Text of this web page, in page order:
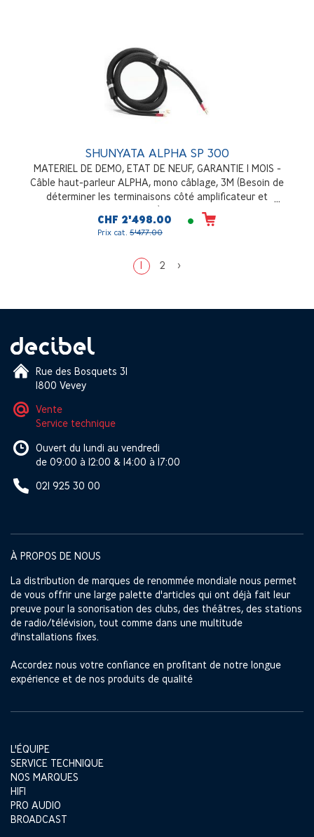
SHUNYATA ALPHA SP 300
MATERIEL DE DEMO, ETAT DE NEUF, GARANTIE 1 MOIS -
Câble haut-parleur ALPHA, mono câblage, 3M (Besoin de
déterminer les terminaisons côté amplificateur et
enceinte), Stéréo
CHF 2'498.00
Prix cat. 5'477.00
1 2 >
Rue des Bosquets 31
1800 Vevey
Vente
Service technique
Ouvert du lundi au vendredi
de 09:00 à 12:00 & 14:00 à 17:00
021 925 30 00
À PROPOS DE NOUS
La distribution de marques de renommée mondiale nous permet
de vous offrir une large palette d'articles qui ont déjà fait leur
preuve pour la sonorisation des clubs, des théâtres, des stations
de radio/télévision, tout comme dans une multitude
d'installations fixes.
Accordez nous votre confiance en profitant de notre longue
expérience et de nos produits de qualité
L'ÉQUIPE
SERVICE TECHNIQUE
NOS MARQUES
HIFI
PRO AUDIO
BROADCAST